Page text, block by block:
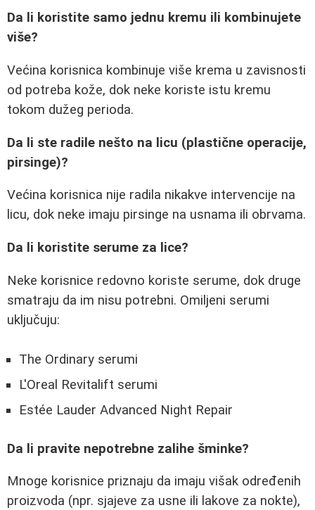
Da li koristite samo jednu kremu ili kombinujete
više?
Većina korisnica kombinuje više krema u zavisnosti
od potreba kože, dok neke koriste istu kremu
tokom dužeg perioda.
Da li ste radile nešto na licu (plastične operacije,
pirsinge)?
Većina korisnica nije radila nikakve intervencije na
licu, dok neke imaju pirsinge na usnama ili obrvama.
Da li koristite serume za lice?
Neke korisnice redovno koriste serume, dok druge
smatraju da im nisu potrebni. Omiljeni serumi
uključuju:
The Ordinary serumi
L'Oreal Revitalift serumi
Estée Lauder Advanced Night Repair
Da li pravite nepotrebne zalihe šminke?
Mnoge korisnice priznaju da imaju višak određenih
proizvoda (npr. sjajeve za usne ili lakove za nokte),